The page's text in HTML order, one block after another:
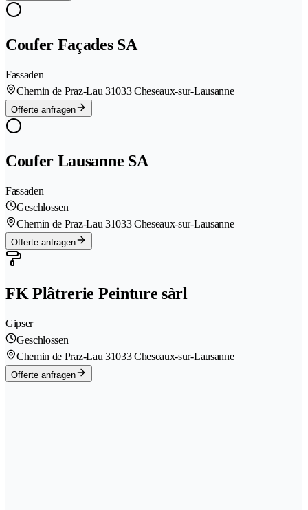
Coufer Façades SA
Fassaden
Chemin de Praz-Lau 31033 Cheseaux-sur-Lausanne
Offerte anfragen
Coufer Lausanne SA
Fassaden
Geschlossen
Chemin de Praz-Lau 31033 Cheseaux-sur-Lausanne
Offerte anfragen
FK Plâtrerie Peinture sàrl
Gipser
Geschlossen
Chemin de Praz-Lau 31033 Cheseaux-sur-Lausanne
Offerte anfragen